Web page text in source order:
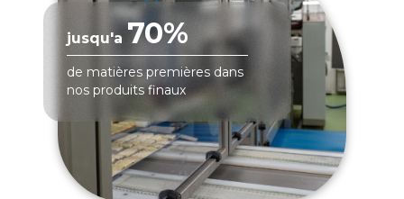
jusqu'a 70%
de matières premières dans
nos produits finaux